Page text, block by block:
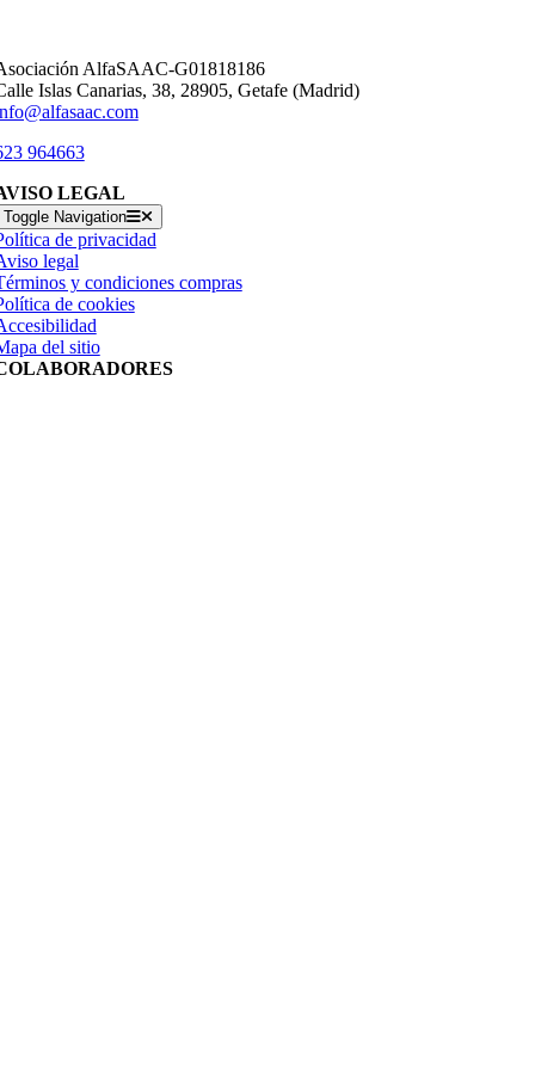
AlfaSAAC-G01818186
Islas Canarias, 38, 28905, Getafe (Madrid)
964663
LEGAL
Toggle Navigation
de privacidad
legal
y condiciones compras
de cookies
del sitio